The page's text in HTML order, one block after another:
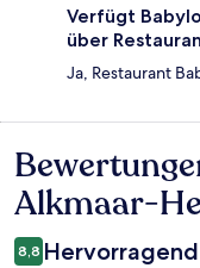
Verfügt
über
Ja, Restaurant
Bewertungen
Alkmaar-
8,8 Hervorragend